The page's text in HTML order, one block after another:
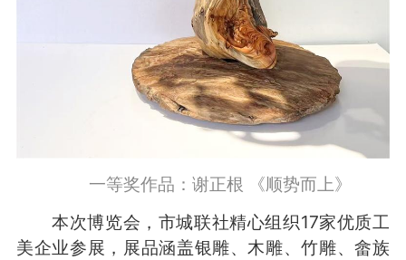
一等奖作品：谢正根 《顺势而上》
本次博览会，市城联社精心组织17家优质工
美企业参展，展品涵盖银雕、木雕、竹雕、畲族